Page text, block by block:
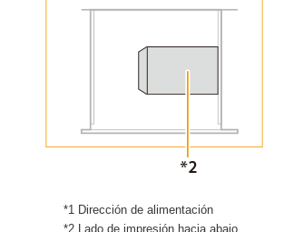
*1 Dirección de alimentación
*2 Lado de impresión hacia abajo